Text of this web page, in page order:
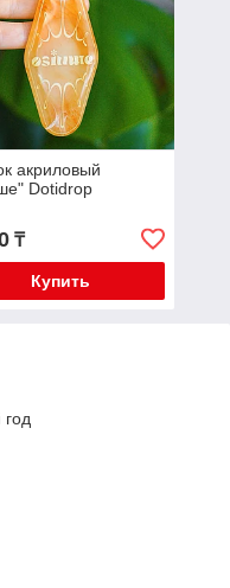
акриловый
Dotidrop
₸
Купить